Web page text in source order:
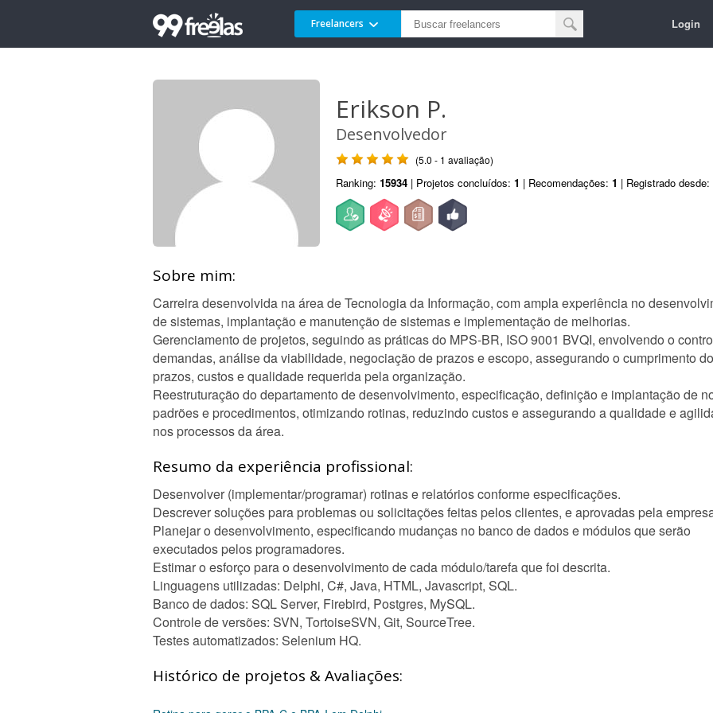
Freelancers Login
Erikson P.
Desenvolvedor
(5.0 - 1 avaliação)
Ranking: 15934 | Projetos concluídos: 1 | Recomendações: 1 | Registrado desde:
Sobre mim:
Carreira desenvolvida na área de Tecnologia da Informação, com ampla experiência no
de sistemas, implantação e manutenção de sistemas e implementação de melhorias.
Gerenciamento de projetos, seguindo as práticas do MPS-BR, ISO 9001 BVQI, envolvendo o
demandas, análise da viabilidade, negociação de prazos e escopo, assegurando o cumprimento
prazos, custos e qualidade requerida pela organização.
Reestruturação do departamento de desenvolvimento, especificação, definição e implantação de
padrões e procedimentos, otimizando rotinas, reduzindo custos e assegurando a qualidade e
nos processos da área.
Resumo da experiência profissional:
Desenvolver (implementar/programar) rotinas e relatórios conforme especificações.
Descrever soluções para problemas ou solicitações feitas pelos clientes, e aprovadas pela
Planejar o desenvolvimento, especificando mudanças no banco de dados e módulos que serão
executados pelos programadores.
Estimar o esforço para o desenvolvimento de cada módulo/tarefa que foi descrita.
Linguagens utilizadas: Delphi, C#, Java, HTML, Javascript, SQL.
Banco de dados: SQL Server, Firebird, Postgres, MySQL.
Controle de versões: SVN, TortoiseSVN, Git, SourceTree.
Testes automatizados: Selenium HQ.
Histórico de projetos & Avaliações: